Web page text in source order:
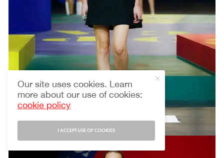
Our site uses cookies. Learn
more about our use of cookies:
cookie policy
I ACCEPT USE OF COOKIES